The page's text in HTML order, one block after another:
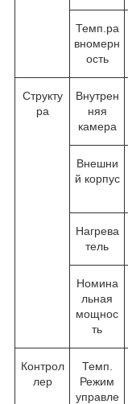
Темп.ра
вномерн
ость
Структу
ра
Внутрен
няя
камера
Внешни
й корпус
Нагрева
тель
Номина
льная
мощнос
ть
Контрол
лер
Темп.
Режим
управле